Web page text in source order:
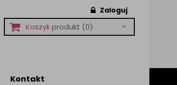
Zaloguj
Koszykprodukt (0)
Kontakt